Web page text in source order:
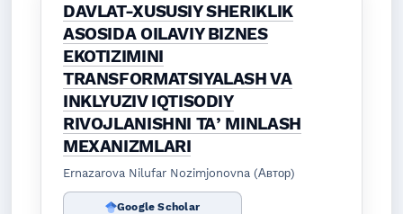
DAVLAT-XUSUSIY SHERIKLIK
ASOSIDA OILAVIY BIZNES
EKOTIZIMINI
TRANSFORMATSIYALASH VA
INKLYUZIV IQTISODIY
RIVOJLANISHNI TAʼMINLASH
MEXANIZMLARI
Ernazarova Nilufar Nozimjonovna (Автор)
Google Scholar